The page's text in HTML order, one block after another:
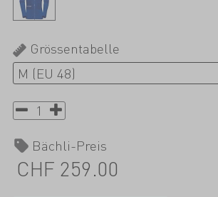
Grössentabelle
Bächli-Preis
CHF 259.00